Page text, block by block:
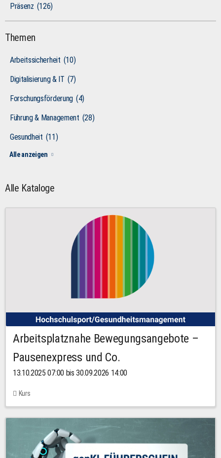
Präsenz (126)
Themen
Arbeitssicherheit (10)
Digitalisierung & IT (7)
Forschungsförderung (4)
Führung & Management (28)
Gesundheit (11)
Alle anzeigen
Alle Kataloge
Arbeitsplatznahe Bewegungsangebote –
Pausenexpress und Co.
13.10.2025 07:00 bis 30.09.2026 14:00
Kurs